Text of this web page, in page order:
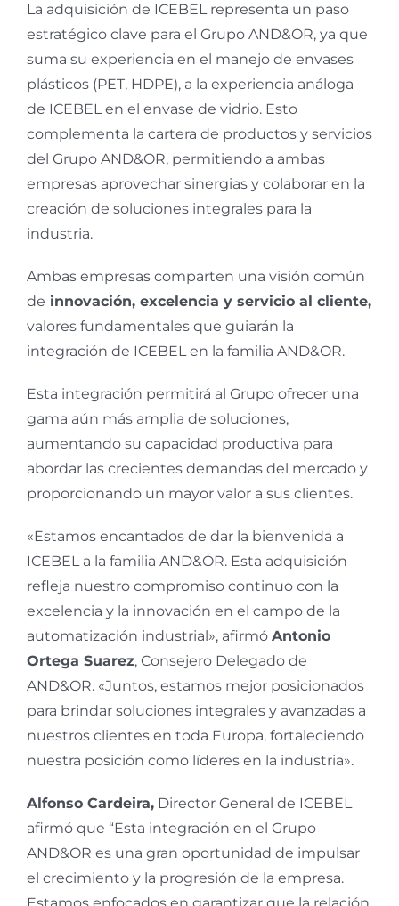
La adquisición de ICEBEL representa un paso
estratégico clave para el Grupo AND&OR, ya que
suma su experiencia en el manejo de envases
plásticos (PET, HDPE), a la experiencia análoga
de ICEBEL en el envase de vidrio. Esto
complementa la cartera de productos y servicios
del Grupo AND&OR, permitiendo a ambas
empresas aprovechar sinergias y colaborar en la
creación de soluciones integrales para la
industria.
Ambas empresas comparten una visión común
de innovación, excelencia y servicio al cliente,
valores fundamentales que guiarán la
integración de ICEBEL en la familia AND&OR.
Esta integración permitirá al Grupo ofrecer una
gama aún más amplia de soluciones,
aumentando su capacidad productiva para
abordar las crecientes demandas del mercado y
proporcionando un mayor valor a sus clientes.
«Estamos encantados de dar la bienvenida a
ICEBEL a la familia AND&OR. Esta adquisición
refleja nuestro compromiso continuo con la
excelencia y la innovación en el campo de la
automatización industrial», afirmó Antonio
Ortega Suarez, Consejero Delegado de
AND&OR. «Juntos, estamos mejor posicionados
para brindar soluciones integrales y avanzadas a
nuestros clientes en toda Europa, fortaleciendo
nuestra posición como líderes en la industria».
Alfonso Cardeira,Director General de ICEBEL
afirmó que “Esta integración en el Grupo
AND&OR es una gran oportunidad de impulsar
el crecimiento y la progresión de la empresa.